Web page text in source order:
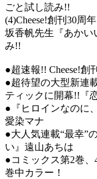
ごと試し読み!!
(4)Cheese!創刊30周
坂香帆先生『あかい
み!!
●超速報!! Cheese!
●超待望の大型新連
ティックに開幕!!『
●『ヒロインなのに
愛染マナ
●大人気連載“最幸”
い』遠山あちは
●コミックス第2巻
巻中カラー！